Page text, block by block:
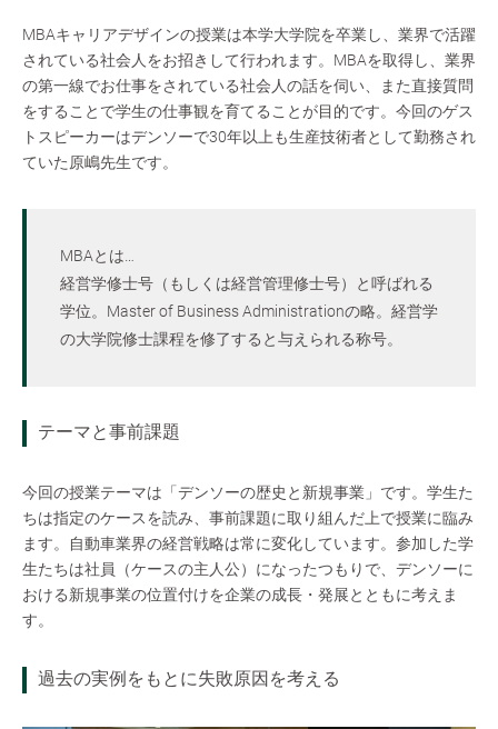
MBAキャリアデザインの授業は本学大学院を卒業し、業界で活躍
されている社会人をお招きして行われます。MBAを取得し、業界
の第一線でお仕事をされている社会人の話を伺い、また直接質問
をすることで学生の仕事観を育てることが目的です。今回のゲス
トスピーカーはデンソーで30年以上も生産技術者として勤務され
ていた原嶋先生です。
MBAとは…
経営学修士号（もしくは経営管理修士号）と呼ばれる
学位。Master of Business Administrationの略。経営学
の大学院修士課程を修了すると与えられる称号。
テーマと事前課題
今回の授業テーマは「デンソーの歴史と新規事業」です。学生た
ちは指定のケースを読み、事前課題に取り組んだ上で授業に臨み
ます。自動車業界の経営戦略は常に変化しています。参加した学
生たちは社員（ケースの主人公）になったつもりで、デンソーに
おける新規事業の位置付けを企業の成長・発展とともに考えま
す。
過去の実例をもとに失敗原因を考える